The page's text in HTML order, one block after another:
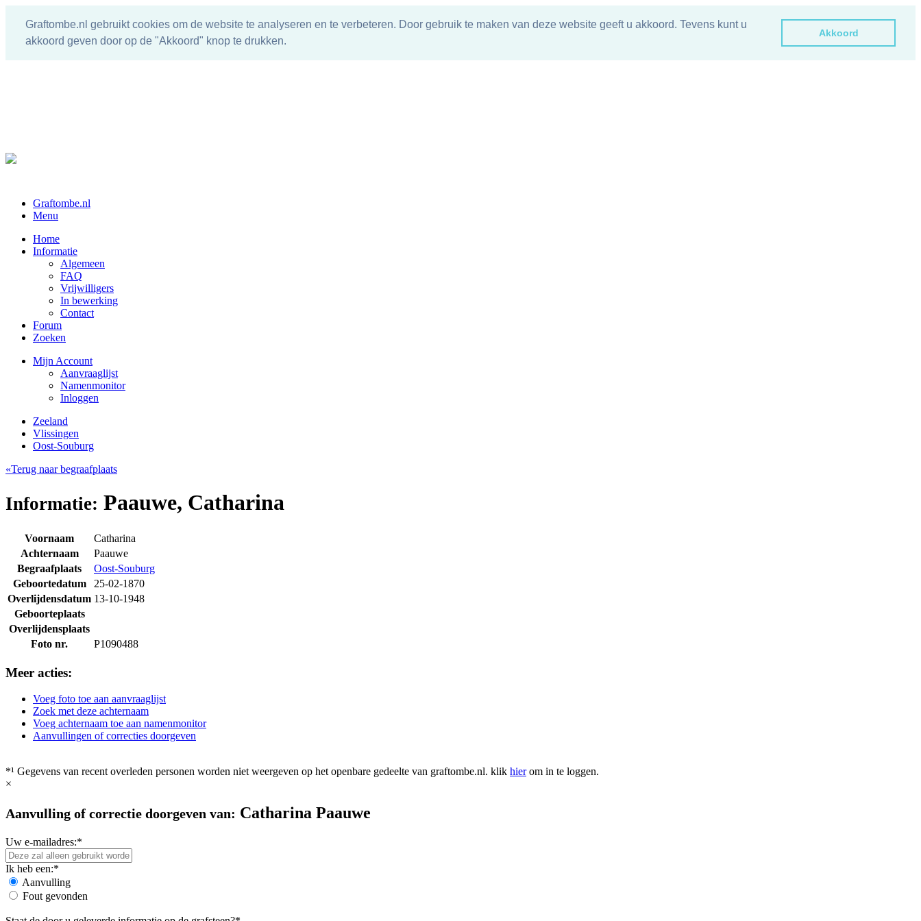
Graftombe.nl gebruikt cookies om de website te analyseren en te verbeteren. Door gebruik te maken van deze website geeft u akkoord. Tevens kunt u
akkoord geven door op de "Akkoord" knop te drukken.
Akkoord
Graftombe.nl
Menu
Home
Informatie
Algemeen
FAQ
Vrijwilligers
In bewerking
Contact
Forum
Zoeken
Mijn Account
Aanvraaglijst
Namenmonitor
Inloggen
Zeeland
Vlissingen
Oost-Souburg
«Terug naar begraafplaats
Informatie: Paauwe, Catharina
Voornaam
Catharina
Achternaam
Paauwe
Begraafplaats
Oost-Souburg
Geboortedatum
25-02-1870
Overlijdensdatum 13-10-1948
Geboorteplaats
Overlijdensplaats
Foto nr.
P1090488
Meer acties:
Voeg foto toe aan aanvraaglijst
Zoek met deze achternaam
Voeg achternaam toe aan namenmonitor
Aanvullingen of correcties doorgeven
*¹ Gegevens van recent overleden personen worden niet weergeven op het openbare gedeelte van graftombe.nl. klik hierom in te loggen.
×
Aanvulling of correctie doorgeven van: Catharina Paauwe
Uw e-mailadres:*
Ik heb een:*
Aanvulling
Fout gevonden